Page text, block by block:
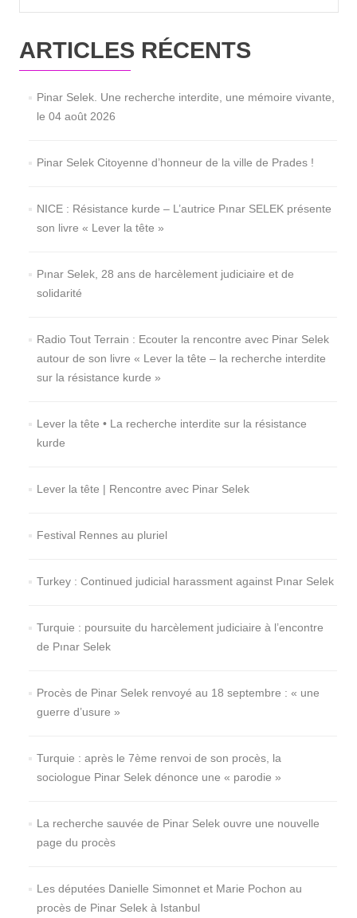
ARTICLES RÉCENTS
Pinar Selek. Une recherche interdite, une mémoire vivante,
le 04 août 2026
Pinar Selek Citoyenne d’honneur de la ville de Prades !
NICE : Résistance kurde – L’autrice Pınar SELEK présente
son livre « Lever la tête »
Pınar Selek, 28 ans de harcèlement judiciaire et de
solidarité
Radio Tout Terrain : Ecouter la rencontre avec Pinar Selek
autour de son livre « Lever la tête – la recherche interdite
sur la résistance kurde »
Lever la tête • La recherche interdite sur la résistance
kurde
Lever la tête | Rencontre avec Pinar Selek
Festival Rennes au pluriel
Turkey : Continued judicial harassment against Pınar Selek
Turquie : poursuite du harcèlement judiciaire à l’encontre
de Pınar Selek
Procès de Pinar Selek renvoyé au 18 septembre : « une
guerre d’usure »
Turquie : après le 7ème renvoi de son procès, la
sociologue Pinar Selek dénonce une « parodie »
La recherche sauvée de Pinar Selek ouvre une nouvelle
page du procès
Les députées Danielle Simonnet et Marie Pochon au
procès de Pinar Selek à Istanbul